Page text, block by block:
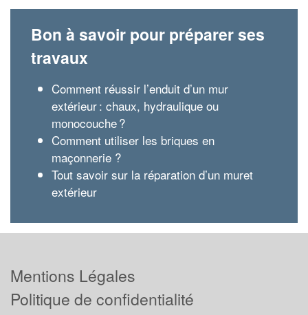
Bon à savoir pour préparer ses
travaux
Comment réussir l’enduit d’un mur
extérieur : chaux, hydraulique ou
monocouche ?
Comment utiliser les briques en
maçonnerie ?
Tout savoir sur la réparation d’un muret
extérieur
Mentions Légales
Politique de confidentialité